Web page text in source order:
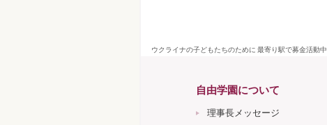
ウクライナの子どもたちのために 最寄り駅で募金活動
自由学園について
理事長メッセージ